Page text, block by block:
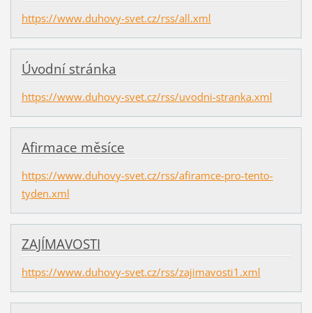
https://www.duhovy-svet.cz/rss/all.xml
Úvodní stránka
https://www.duhovy-svet.cz/rss/uvodni-stranka.xml
Afirmace měsíce
https://www.duhovy-svet.cz/rss/afiramce-pro-tento-
tyden.xml
ZAJÍMAVOSTI
https://www.duhovy-svet.cz/rss/zajimavosti1.xml